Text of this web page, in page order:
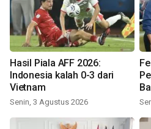
Hasil Piala AFF 2026:
Indonesia kalah 0-3 dari
Vietnam
Senin, 3 Agustus 2026